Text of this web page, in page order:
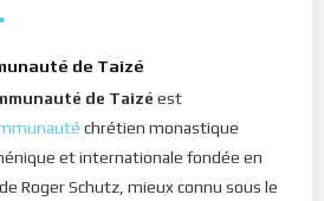
de Taizé
de Taizé est
chrétien monastique
et internationale fondée en
Roger Schutz, mieux connu sous le